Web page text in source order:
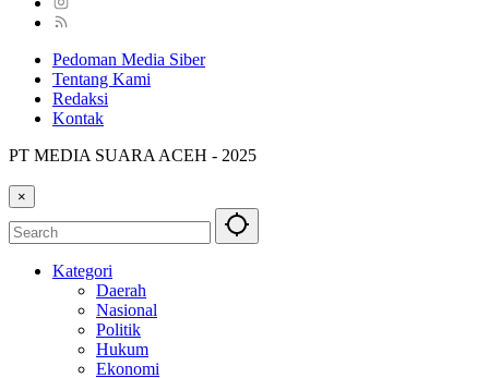
Pedoman Media Siber
Tentang Kami
Redaksi
Kontak
PT MEDIA SUARA ACEH - 2025
×
Kategori
Daerah
Nasional
Politik
Hukum
Ekonomi